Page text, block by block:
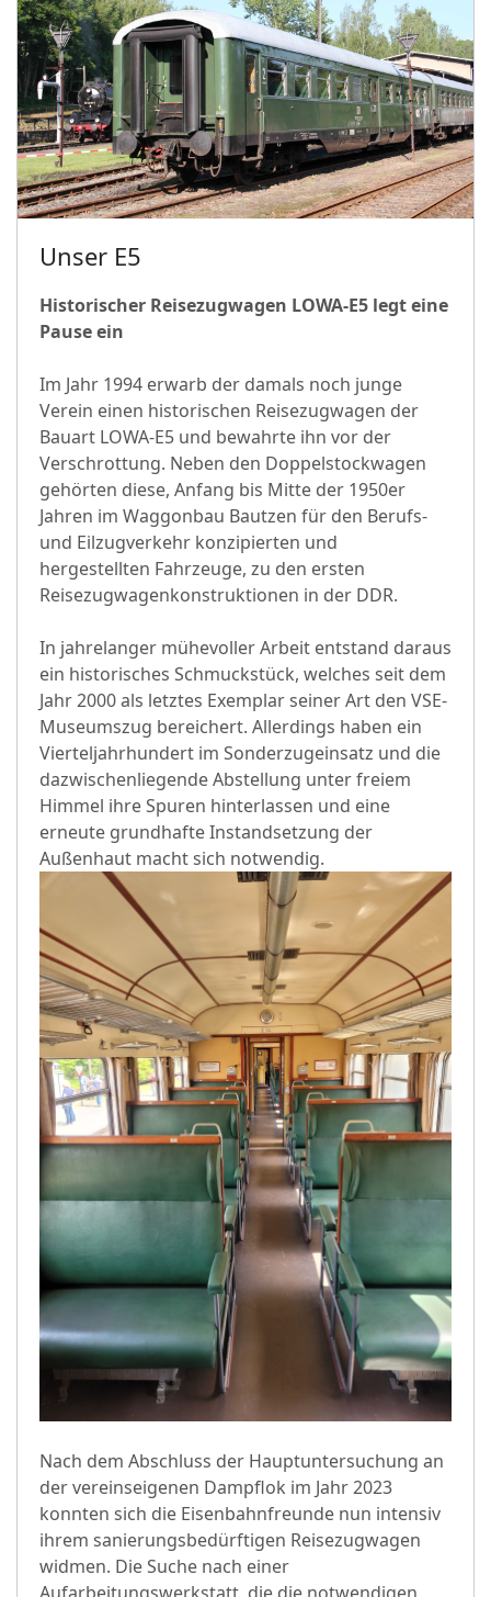
Unser E5
Historischer Reisezugwagen LOWA-E5 legt eine
Pause ein
Im Jahr 1994 erwarb der damals noch junge
Verein einen historischen Reisezugwagen der
Bauart LOWA-E5 und bewahrte ihn vor der
Verschrottung. Neben den Doppelstockwagen
gehörten diese, Anfang bis Mitte der 1950er
Jahren im Waggonbau Bautzen für den Berufs-
und Eilzugverkehr konzipierten und
hergestellten Fahrzeuge, zu den ersten
Reisezugwagenkonstruktionen in der DDR.
In jahrelanger mühevoller Arbeit entstand daraus
ein historisches Schmuckstück, welches seit dem
Jahr 2000 als letztes Exemplar seiner Art den VSE-
Museumszug bereichert. Allerdings haben ein
Vierteljahrhundert im Sonderzugeinsatz und die
dazwischenliegende Abstellung unter freiem
Himmel ihre Spuren hinterlassen und eine
erneute grundhafte Instandsetzung der
Außenhaut macht sich notwendig.
Nach dem Abschluss der Hauptuntersuchung an
der vereinseigenen Dampflok im Jahr 2023
konnten sich die Eisenbahnfreunde nun intensiv
ihrem sanierungsbedürftigen Reisezugwagen
widmen. Die Suche nach einer